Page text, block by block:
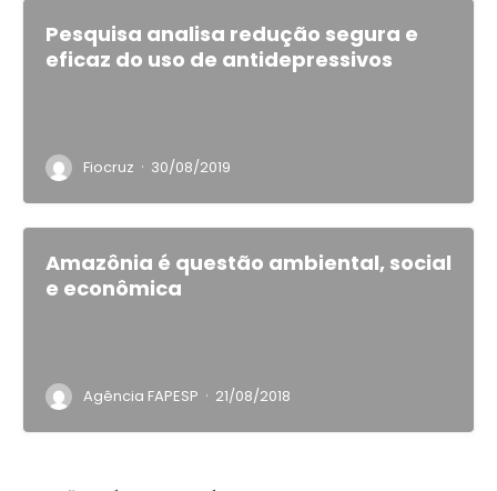
Pesquisa analisa redução segura e
eficaz do uso de antidepressivos
Fiocruz · 30/08/2019
Amazônia é questão ambiental, social
e econômica
Agência FAPESP · 21/08/2018